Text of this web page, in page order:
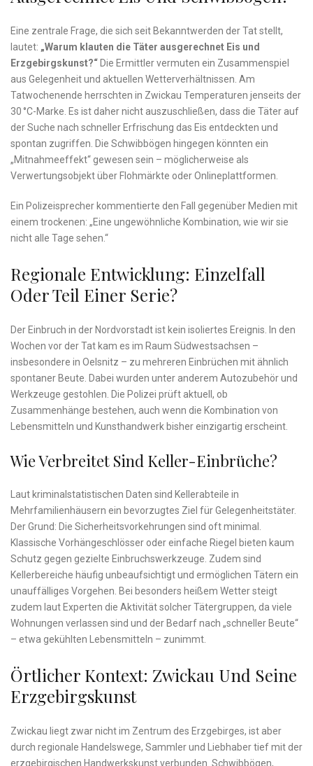
Eine zentrale Frage, die sich seit Bekanntwerden der Tat stellt,
lautet: „Warum klauten die Täter ausgerechnet Eis und
Erzgebirgskunst?“ Die Ermittler vermuten ein Zusammenspiel
aus Gelegenheit und aktuellen Wetterverhältnissen. Am
Tatwochenende herrschten in Zwickau Temperaturen jenseits der
30 °C-Marke. Es ist daher nicht auszuschließen, dass die Täter auf
der Suche nach schneller Erfrischung das Eis entdeckten und
spontan zugriffen. Die Schwibbögen hingegen könnten ein
„Mitnahmeeffekt“ gewesen sein – möglicherweise als
Verwertungsobjekt über Flohmärkte oder Onlineplattformen.
Ein Polizeisprecher kommentierte den Fall gegenüber Medien mit
einem trockenen: „Eine ungewöhnliche Kombination, wie wir sie
nicht alle Tage sehen.“
Regionale Entwicklung: Einzelfall
Oder Teil Einer Serie?
Der Einbruch in der Nordvorstadt ist kein isoliertes Ereignis. In den
Wochen vor der Tat kam es im Raum Südwestsachsen –
insbesondere in Oelsnitz – zu mehreren Einbrüchen mit ähnlich
spontaner Beute. Dabei wurden unter anderem Autozubehör und
Werkzeuge gestohlen. Die Polizei prüft aktuell, ob
Zusammenhänge bestehen, auch wenn die Kombination von
Lebensmitteln und Kunsthandwerk bisher einzigartig erscheint.
Wie Verbreitet Sind Keller-Einbrüche?
Laut kriminalstatistischen Daten sind Kellerabteile in
Mehrfamilienhäusern ein bevorzugtes Ziel für Gelegenheitstäter.
Der Grund: Die Sicherheitsvorkehrungen sind oft minimal.
Klassische Vorhängeschlösser oder einfache Riegel bieten kaum
Schutz gegen gezielte Einbruchswerkzeuge. Zudem sind
Kellerbereiche häufig unbeaufsichtigt und ermöglichen Tätern ein
unauffälliges Vorgehen. Bei besonders heißem Wetter steigt
zudem laut Experten die Aktivität solcher Tätergruppen, da viele
Wohnungen verlassen sind und der Bedarf nach „schneller Beute“
– etwa gekühlten Lebensmitteln – zunimmt.
Örtlicher Kontext: Zwickau Und Seine
Erzgebirgskunst
Zwickau liegt zwar nicht im Zentrum des Erzgebirges, ist aber
durch regionale Handelswege, Sammler und Liebhaber tief mit der
erzgebirgischen Handwerkskunst verbunden. Schwibbögen,